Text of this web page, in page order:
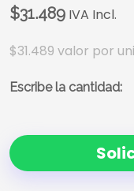
$31.489 IVA Incl.
$31.489 valor por
Escribe la cantidad: